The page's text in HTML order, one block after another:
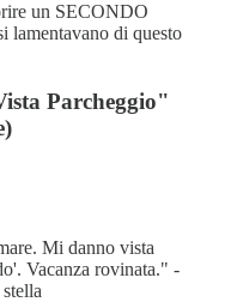
un SECONDO
lamentavano di questo
Parcheggio"
Mi danno vista
Vacanza rovinata." -